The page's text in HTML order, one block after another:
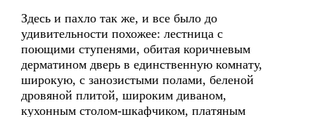
Здесь и пахло так же, и все было до
удивительности похожее: лестница с
поющими ступенями, обитая коричневым
дерматином дверь в единственную комнату,
широкую, с занозистыми полами, беленой
дровяной плитой, широким диваном,
кухонным столом-шкафчиком, платяным